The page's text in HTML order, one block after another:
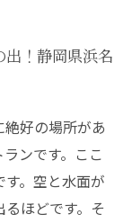
出！静岡県浜名
好の場所があ
ンです。ここ
。空と水面が
ほどです。そ